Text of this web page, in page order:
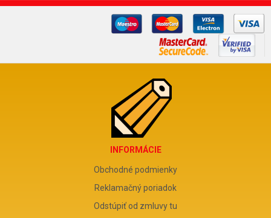
INFORMÁCIE
Obchodné podmienky
Reklamačný poriadok
Odstúpiť od zmluvy tu